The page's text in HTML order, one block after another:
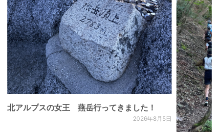
北アルプスの女王 燕岳行ってきました！
2026年8月5日